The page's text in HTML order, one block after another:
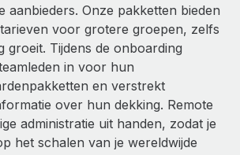
screeningsproces van
risico's voor
aanbieders. Onze pakketten bieden
voor grotere groepen, zelfs
groeit. Tijdens de onboarding
in voor hun
en verstrekt
over hun dekking. Remote
administratie uit handen, zodat je
het schalen van je wereldwijde